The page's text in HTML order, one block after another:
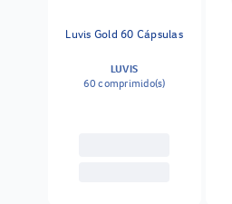
Luvis Gold 60 Cápsulas
LUVIS
60 comprimido(s)